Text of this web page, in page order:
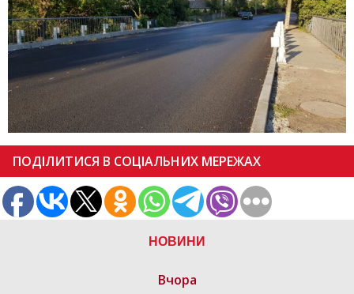
НОВИНИ
Вчора
ПОДІЛИТИСЯ В СОЦІАЛЬНИХ МЕРЕЖАХ